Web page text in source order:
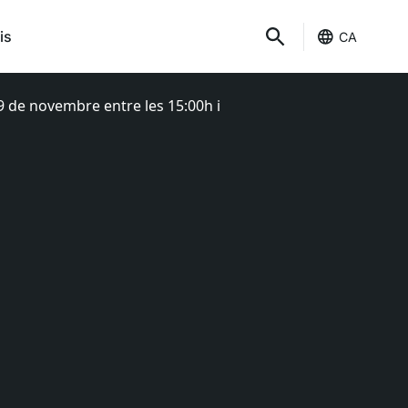
CA
de novembre entre les 15:00h i